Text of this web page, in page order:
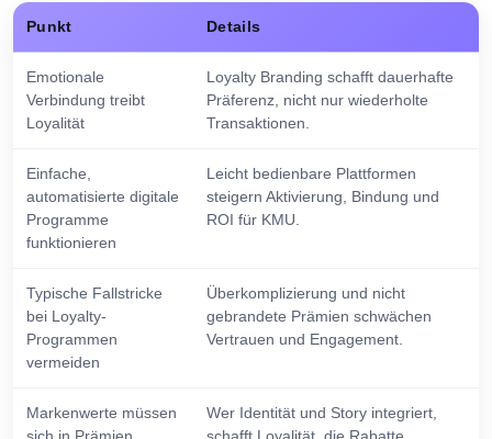
Punkt Details
Emotionale
Verbindung treibt
Loyalität
Loyalty Branding schafft dauerhafte
Präferenz, nicht nur wiederholte
Transaktionen.
Einfache,
automatisierte digitale
Programme
funktionieren
Leicht bedienbare Plattformen
steigern Aktivierung, Bindung und
ROI für KMU.
Typische Fallstricke
bei Loyalty-
Programmen
vermeiden
Überkomplizierung und nicht
gebrandete Prämien schwächen
Vertrauen und Engagement.
Markenwerte müssen
Wer Identität und Story integriert,